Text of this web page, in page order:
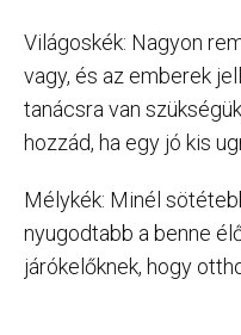
Világoskék: Nagyon
vagy, és az emberek
tanácsra van
hozzád, ha egy jó kis
Mélykék: Minél
nyugodtabb a benne
járókelőknek, hogy